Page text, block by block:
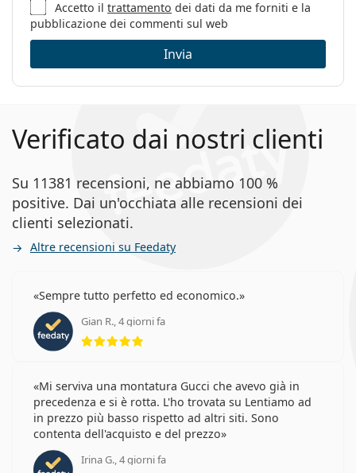
Codice: 33099 1179 17 60
Accetto iltrattamento dei dati da me forniti e la
pubblicazione dei commenti sul web
Invia
Verificato dai nostri clienti
Su 11381 recensioni, ne abbiamo 100 %
positive. Dai un'occhiata alle recensioni dei
clienti selezionati.
Altre recensioni su Feedaty
Sempre tutto perfetto ed economico.
Gian R., 4 giorni fa
Mi serviva una montatura Gucci che avevo già in
precedenza e si è rotta. L'ho trovata su Lentiamo ad
in prezzo più basso rispetto ad altri siti. Sono
contenta dell'acquisto e del prezzo
Irina G., 4 giorni fa